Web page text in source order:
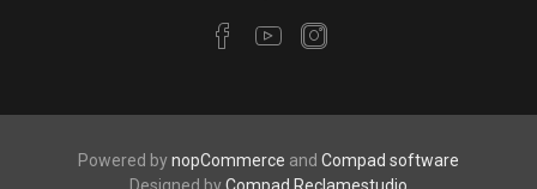
Powered bynopCommerce and Compad software